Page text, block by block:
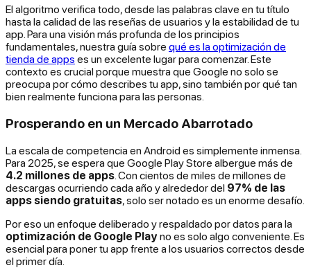
El algoritmo verifica todo, desde las palabras clave en tu título
hasta la calidad de las reseñas de usuarios y la estabilidad de tu
app. Para una visión más profunda de los principios
fundamentales, nuestra guía sobre qué es la optimización de
tienda de apps es un excelente lugar para comenzar. Este
contexto es crucial porque muestra que Google no solo se
preocupa por cómo describes tu app, sino también por qué tan
bien realmente funciona para las personas.
Prosperando en un Mercado Abarrotado
La escala de competencia en Android es simplemente inmensa.
Para 2025, se espera que Google Play Store albergue más de
4.2 millones de apps . Con cientos de miles de millones de
descargas ocurriendo cada año y alrededor del 97% de las
apps siendo gratuitas , solo ser notado es un enorme desafío.
Por eso un enfoque deliberado y respaldado por datos para la
optimización de Google Play no es solo algo conveniente. Es
esencial para poner tu app frente a los usuarios correctos desde
el primer día.